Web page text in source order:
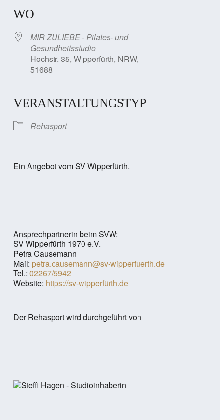
WO
MIR ZULIEBE - Pilates- und
Gesundheitsstudio
Hochstr. 35, Wipperfürth, NRW,
51688
VERANSTALTUNGSTYP
Rehasport
Ein Angebot vom SV Wipperfürth.
Ansprechpartnerin beim SVW:
SV Wipperfürth 1970 e.V.
Petra Causemann
Mail: petra.causemann@sv-wipperfuerth.de
Tel.: 02267/5942
Website: https://sv-wipperfürth.de
Der Rehasport wird durchgeführt von